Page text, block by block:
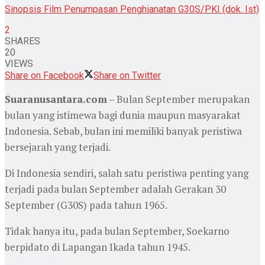
Sinopsis Film Penumpasan Penghianatan G30S/PKI (dok. Ist)
2
SHARES
20
VIEWS
Share on Facebook
Share on Twitter
Suaranusantara.com– Bulan September merupakan
bulan yang istimewa bagi dunia maupun masyarakat
Indonesia. Sebab, bulan ini memiliki banyak peristiwa
bersejarah yang terjadi.
Di Indonesia sendiri, salah satu peristiwa penting yang
terjadi pada bulan September adalah Gerakan 30
September (G30S) pada tahun 1965.
Tidak hanya itu, pada bulan September, Soekarno
berpidato di Lapangan Ikada tahun 1945.